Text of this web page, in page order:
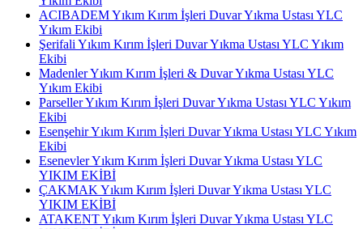
ACIBADEM Yıkım Kırım İşleri Duvar Yıkma Ustası YLC
Yıkım Ekibi
Şerifali Yıkım Kırım İşleri Duvar Yıkma Ustası YLC Yıkım
Ekibi
Madenler Yıkım Kırım İşleri & Duvar Yıkma Ustası YLC
Yıkım Ekibi
Parseller Yıkım Kırım İşleri Duvar Yıkma Ustası YLC Yıkım
Ekibi
Esenşehir Yıkım Kırım İşleri Duvar Yıkma Ustası YLC Yıkım
Ekibi
Esenevler Yıkım Kırım İşleri Duvar Yıkma Ustası YLC
YIKIM EKİBİ
ÇAKMAK Yıkım Kırım İşleri Duvar Yıkma Ustası YLC
YIKIM EKİBİ
ATAKENT Yıkım Kırım İşleri Duvar Yıkma Ustası YLC